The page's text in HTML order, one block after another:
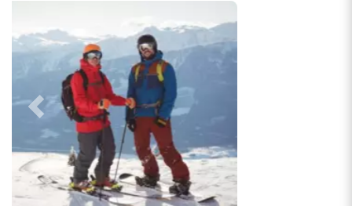
Previous